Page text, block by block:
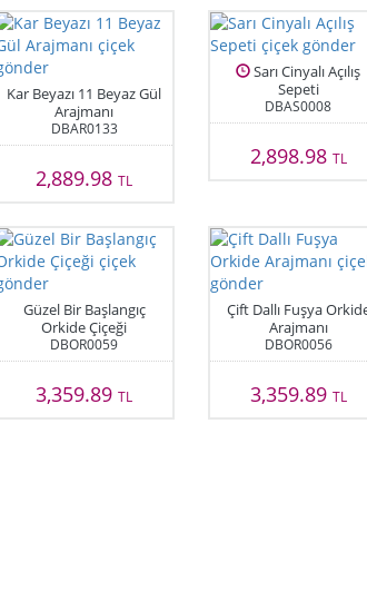
Kar Beyazı 11 Beyaz Gül
Arajmanı
DBAR0133
2,889.98TL
Sarı Cinyalı Açılış
Sepeti
DBAS0008
2,898.98 TL
Güzel Bir Başlangıç
Orkide Çiçeği
DBOR0059
3,359.89TL
Çift Dallı Fuşya
Arajmanı
DBOR0056
3,359.89 TL